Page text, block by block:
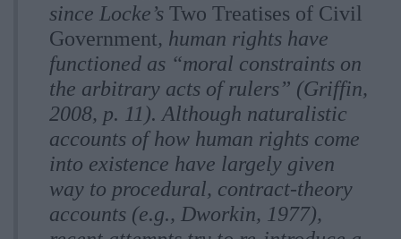
since Locke’s Two Treatises of Civil
Government, human rights have
functioned as “moral constraints on
the arbitrary acts of rulers” (Griffin,
2008, p. 11). Although naturalistic
accounts of how human rights come
into existence have largely given
way to procedural, contract-theory
accounts (e.g., Dworkin, 1977),